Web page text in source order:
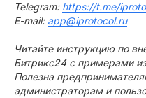
Telegram: https://t.me/
E-mail: app@iprotocol.ru
Читайте инструкцию по
Битрикс24 с примерами
Полезна
администраторам и